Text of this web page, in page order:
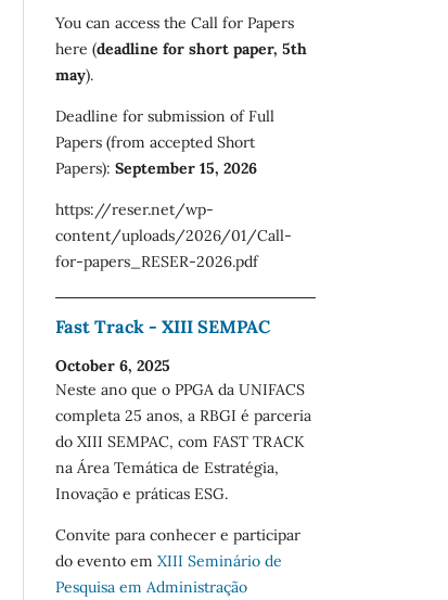
You can access the Call for Papers
here (deadline for short paper, 5th
may).
Deadline for submission of Full
Papers (from accepted Short
Papers): September 15, 2026
https://reser.net/wp-
content/uploads/2026/01/Call-
for-papers_RESER-2026.pdf
Fast Track - XIII SEMPAC
October 6, 2025
Neste ano que o PPGA da UNIFACS
completa 25 anos, a RBGI é parceria
do XIII SEMPAC, com FAST TRACK
na Área Temática de Estratégia,
Inovação e práticas ESG.
Convite para conhecer e participar
do evento em XIII Seminário de
Pesquisa em Administração